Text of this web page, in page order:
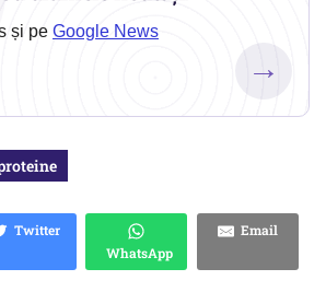
și pe Google News
→
Twitter
WhatsApp
Email